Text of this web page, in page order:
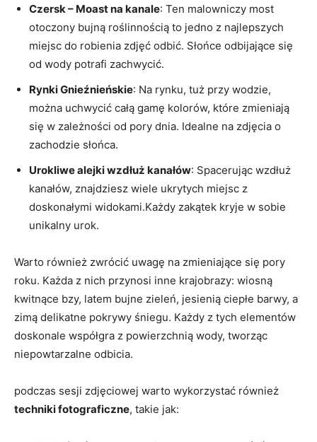
Czersk​ – Moast na kanale: Ten malowniczy most
otoczony bujną roślinnością to ⁤jedno z⁤ najlepszych
miejsc do robienia zdjęć⁢ odbić. Słońce odbijające ‍się
od ​wody potrafi zachwycić.
Rynki Gnieźnieńskie: Na⁤ rynku, tuż ​przy⁣ wodzie,⁤
można ⁢uchwycić ⁤całą gamę⁢ kolorów, ⁢które‌ zmieniają
się w zależności od pory ⁣dnia. ‌Idealne na ‍zdjęcia o
zachodzie słońca.
Urokliwe alejki wzdłuż kanałów: ⁢Spacerując wzdłuż
‌kanałów, znajdziesz wiele ukrytych‍ miejsc z⁤
doskonałymi⁣ widokami.Każdy zakątek kryje w sobie
unikalny urok.
Warto ⁤również zwrócić uwagę na zmieniające się⁢ pory
roku. Każda z​ nich przynosi inne krajobrazy: wiosną⁣
kwitnące bzy, latem bujne zieleń, jesienią ciepłe⁣ barwy, a
zimą delikatne pokrywy śniegu. Każdy z tych elementów
doskonale ‍współgra‍ z powierzchnią wody, tworząc
⁢niepowtarzalne ‍odbicia.
podczas sesji zdjęciowej warto wykorzystać również
techniki fotograficzne, takie jak: